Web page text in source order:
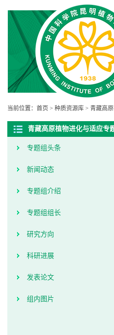
当前位置： 首页 > 种质资源库 > 青藏高
青藏高原植物进化与适应专
专题组头条
新闻动态
专题组介绍
专题组组长
研究方向
科研进展
发表论文
组内图片